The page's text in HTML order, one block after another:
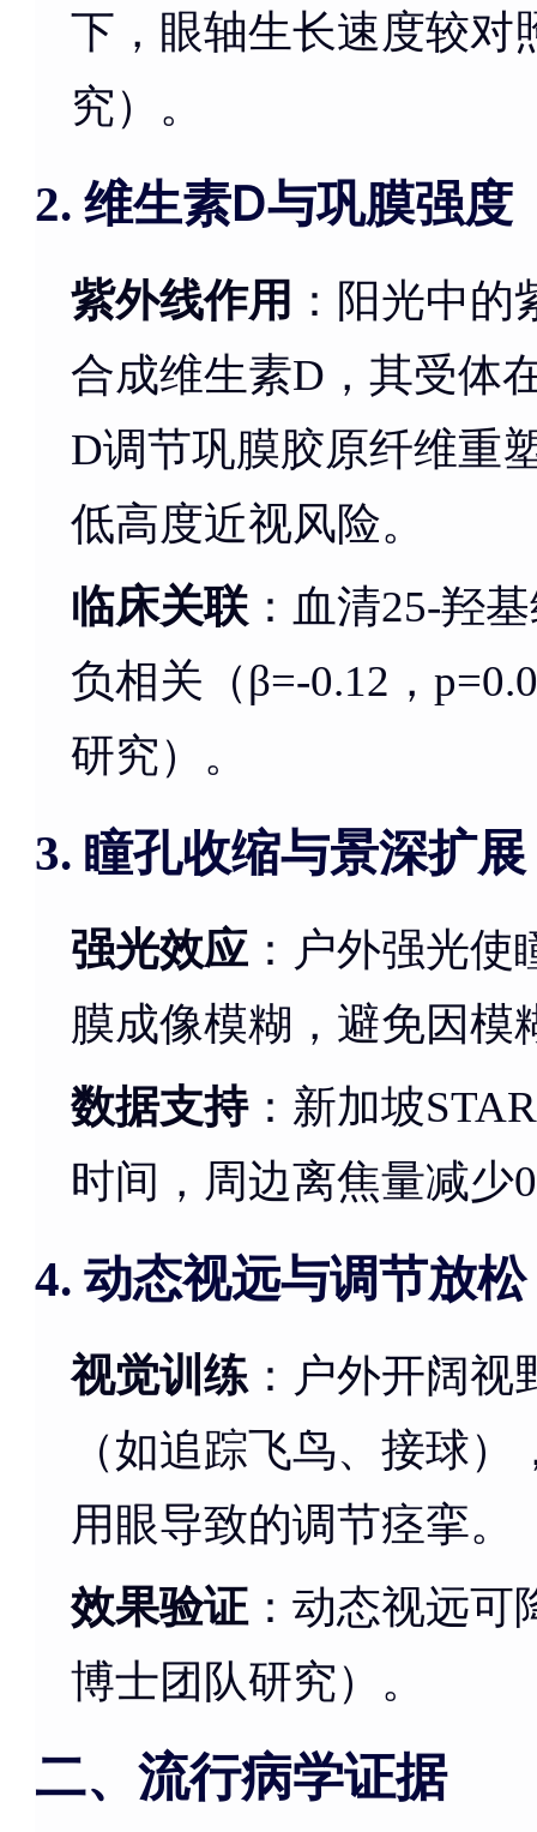
下，眼轴生长速度较对
究）。
2. 维生素D与巩膜强度
紫外线作用 ：阳光中
合成维生素D，其受体
D调节巩膜胶原纤维重
低高度近视风险。
临床关联 ：血清25-羟
负相关（β=-0.12，
研究）。
3. 瞳孔收缩与景深扩展
强光效应 ：户外强光
膜成像模糊，避免因模
数据支持：新加坡
时间，周边离焦量减少
4. 动态视远与调节放松
视觉训练 ：户外开阔
（如追踪飞鸟、接球
用眼导致的调节痉挛。
效果验证 ：动态视远
博士团队研究）。
二、流行病学证据